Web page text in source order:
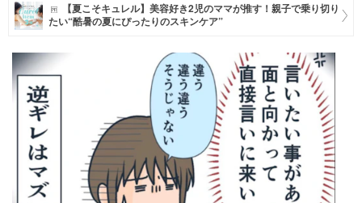
住まい
マネー
トレンド・イベント
【夏こそキュレル】美容好き2児のママが推す！親子で乗り切り
たい“酷暑の夏にぴったりのスキンケア”